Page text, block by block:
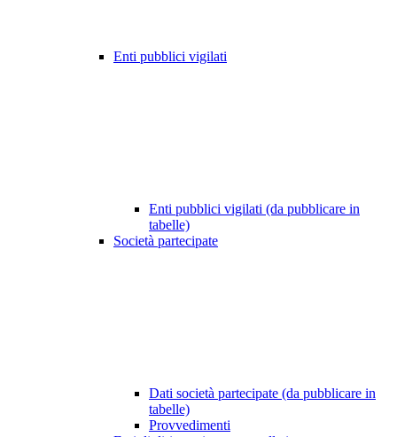
Enti pubblici vigilati
Enti pubblici vigilati (da pubblicare in
tabelle)
Società partecipate
Dati società partecipate (da pubblicare in
tabelle)
Provvedimenti